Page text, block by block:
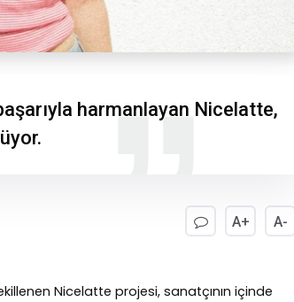
harmanlayan Nicelatte,
A+ A-
Nicelatte projesi, sanatçının içinde